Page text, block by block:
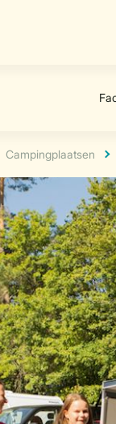
Campingplaatsen